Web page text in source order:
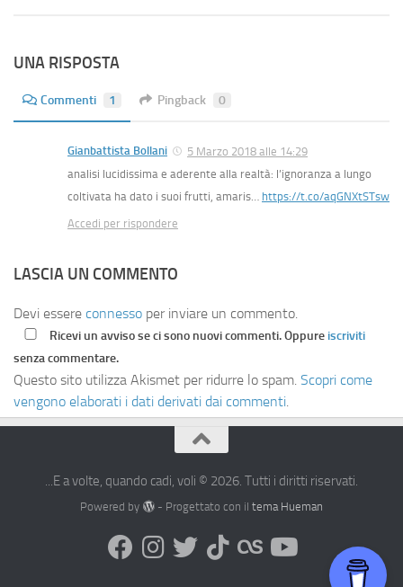
UNA RISPOSTA
Commenti 1 Pingback 0
Gianbattista Bollani
5 Marzo 2018 alle 14:29
analisi lucidissima e aderente alla realtà: l’ignoranza a lungo
coltivata ha dato i suoi frutti, amaris… https://t.co/aqGNXtSTsw
Accedi per rispondere
LASCIA UN COMMENTO
Devi essere connesso per inviare un commento.
Ricevi un avviso se ci sono nuovi commenti. Oppure iscriviti
senza commentare.
Questo sito utilizza Akismet per ridurre lo spam. Scopri come
vengono elaborati i dati derivati dai commenti.
...E a volte, quando cadi, voli © 2026. Tutti i diritti riservati.
Powered by - Progettato con il tema Hueman